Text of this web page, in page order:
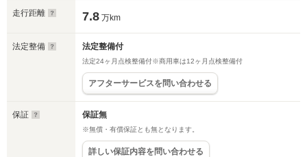
走行距離 7.8 万km
法定整備 法定整備付
法定24ヶ月点検整備付※商用車は12ヶ月点検整備付
アフターサービスを問い合わせる
保証 保証無
※無償・有償保証とも無となります。
詳しい保証内容を問い合わせる